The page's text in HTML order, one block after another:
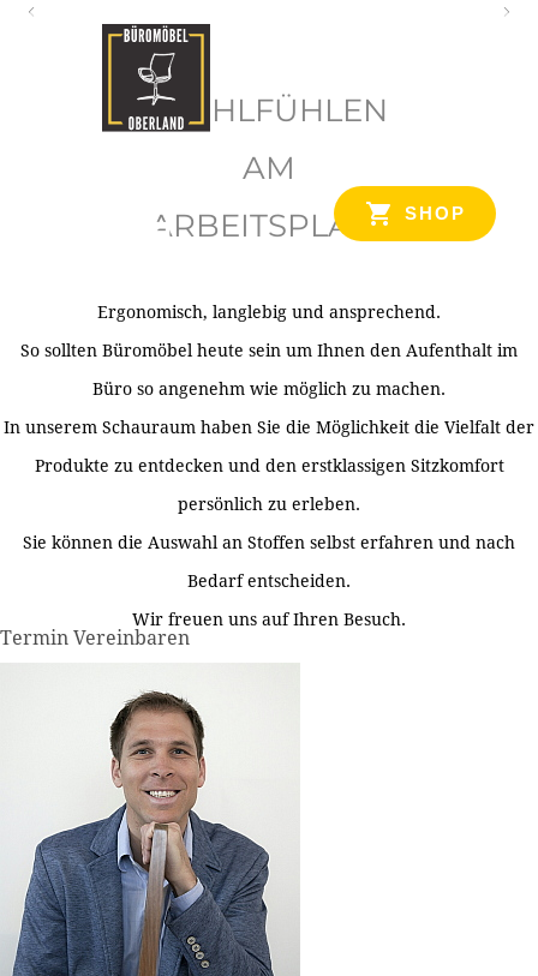
SHOP
WOHLFÜHLEN
AM
ARBEITSPLATZ
Ergonomisch, langlebig und ansprechend.
So sollten Büromöbel heute sein um Ihnen den Aufenthalt im
Büro so angenehm wie möglich zu machen.
In unserem Schauraum haben Sie die Möglichkeit die Vielfalt der
Produkte zu entdecken und den erstklassigen Sitzkomfort
persönlich zu erleben.
Sie können die Auswahl an Stoffen selbst erfahren und nach
Bedarf entscheiden.
Wir freuen uns auf Ihren Besuch.
Termin Vereinbaren